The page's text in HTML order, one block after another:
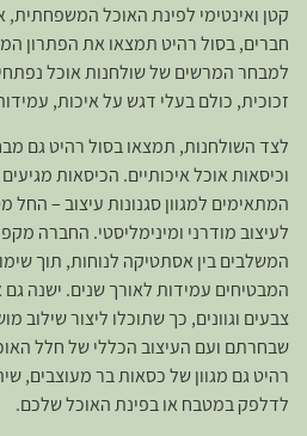
קטן ואינטימי לפינת האוכל המשפחתית,
חברים, בסול רהיט תמצאו את הפתרון
למבחר המרשים של שולחנות אוכל
זכוכית, כולם בעלי דגש על איכות,
לצד השולחנות, תמצאו בסול רהיט גם
וכיסאות אוכל איכותיים. הכיסאות מגיעים
המתאימים למגוון סגנונות עיצוב – החל
לעיצוב מודרני ומינימליסטי. החברה
המשלבים בין אסתטיקה לנוחות, תוך
המבטיחים עמידות לאורך שנים. ישנה
צבעים וגוונים, כך שתוכלו ליצור שילוב
שבחרתם ועם העיצוב הכללי של חלל
רהיט גם מגוון של כסאות בר מעוצבים,
לדלפק במטבח או בפינת האוכל שלכם.